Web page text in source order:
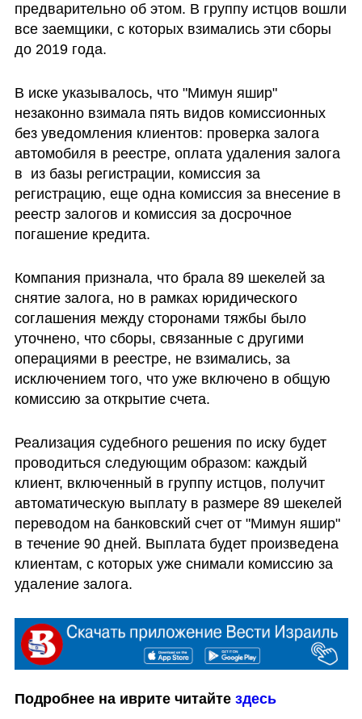
предварительно об этом. В группу истцов вошли
все заемщики, с которых взимались эти сборы
до 2019 года.
В иске указывалось, что "Мимун яшир"
незаконно взимала пять видов комиссионных
без уведомления клиентов: проверка залога
автомобиля в реестре, оплата удаления залога
в  из базы регистрации, комиссия за
регистрацию, еще одна комиссия за внесение в
реестр залогов и комиссия за досрочное
погашение кредита.
Компания признала, что брала 89 шекелей за
снятие залога, но в рамках юридического
соглашения между сторонами тяжбы было
уточнено, что сборы, связанные с другими
операциями в реестре, не взимались, за
исключением того, что уже включено в общую
комиссию за открытие счета.
Реализация судебного решения по иску будет
проводиться следующим образом: каждый
клиент, включенный в группу истцов, получит
автоматическую выплату в размере 89 шекелей
переводом на банковский счет от "Мимун яшир"
в течение 90 дней. Выплата будет произведена
клиентам, с которых уже снимали комиссию за
удаление залога.
Подробнее на иврите читайте здесь